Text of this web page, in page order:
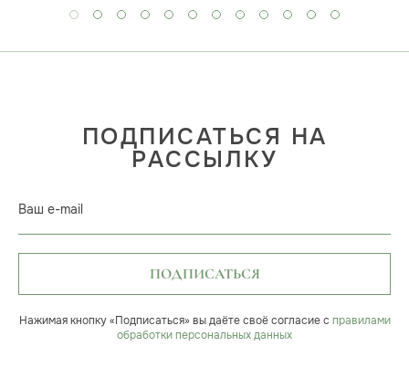
ПОДПИСАТЬСЯ НА
РАССЫЛКУ
Ваш e-mail
ПОДПИСАТЬСЯ
Нажимая кнопку «Подписаться» вы даёте своё согласие с правилами
обработки персональных данных